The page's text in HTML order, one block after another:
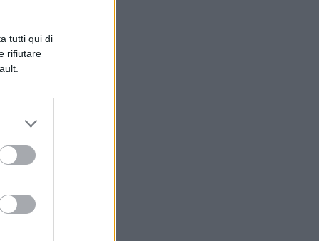
tutti qui di
rifiutare